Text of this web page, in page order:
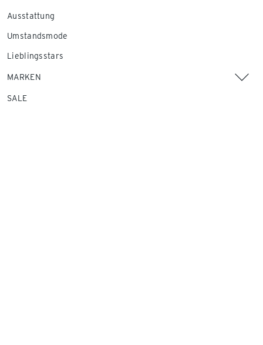
Ausstattung
Umstandsmode
Lieblingsstars
MARKEN
SALE